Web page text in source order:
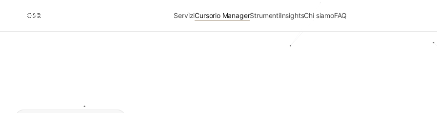
Cursorio
ServiziCursorio ManagerStrumentiInsightsChi siamoFAQ